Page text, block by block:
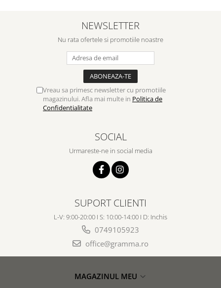
NEWSLETTER
Nu rata ofertele si promotiile noastre
Vreau sa primesc newsletter cu promotiile
magazinului. Afla mai multe in Politica de
Confidentialitate
SOCIAL
Urmareste-ne in social media
SUPORT CLIENTI
L-V: 9:00-20:00 I S: 10:00-14:00 I D: Inchis
0749105923
office@gramma.ro
MAGAZINUL MEU